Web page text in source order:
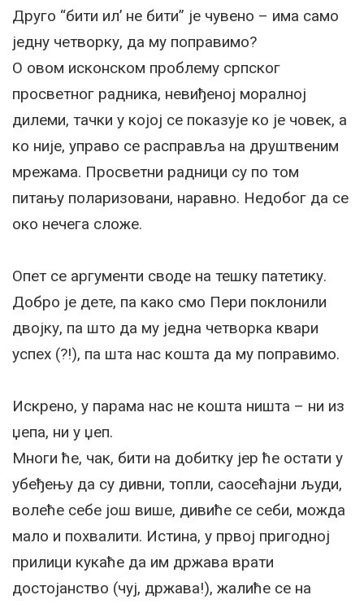
Друго “бити ил’ не бити” је чувено – има само
једну четворку, да му поправимо?
О овом исконском проблему српског
просветног радника, невиђеној моралној
дилеми, тачки у којој се показује ко је човек, а
ко није, управо се расправља на друштвеним
мрежама. Просветни радници су по том
питању поларизовани, наравно. Недобог да се
око нечега сложе.
Опет се аргументи своде на тешку патетику.
Добро је дете, па како смо Пери поклонили
двојку, па што да му једна четворка квари
успех (?!), па шта нас кошта да му поправимо.
Искрено, у парама нас не кошта ништа – ни из
џепа, ни у џеп.
Многи ће, чак, бити на добитку јер ће остати у
убеђењу да су дивни, топли, саосећајни људи,
волеће себе још више, дивиће се себи, можда
мало и похвалити. Истина, у првој пригодној
прилици кукаће да им држава врати
достојанство (чуј, држава!), жалиће се на